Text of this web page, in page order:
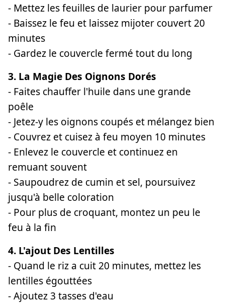
- Mettez les feuilles de laurier pour parfumer
- Baissez le feu et laissez mijoter couvert 20
minutes
- Gardez le couvercle fermé tout du long
3. La Magie Des Oignons Dorés
- Faites chauffer l'huile dans une grande
poêle
- Jetez-y les oignons coupés et mélangez bien
- Couvrez et cuisez à feu moyen 10 minutes
- Enlevez le couvercle et continuez en
remuant souvent
- Saupoudrez de cumin et sel, poursuivez
jusqu'à belle coloration
- Pour plus de croquant, montez un peu le
feu à la fin
4. L'ajout Des Lentilles
- Quand le riz a cuit 20 minutes, mettez les
lentilles égouttées
- Ajoutez 3 tasses d'eau